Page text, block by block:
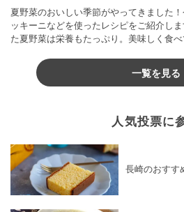
夏野菜のおいしい季節がやってきました
ッキーニなどを使ったレシピをご紹介し
た夏野菜は栄養もたっぷり。美味しく食
一覧を見る
人気投票に
長崎のおすす